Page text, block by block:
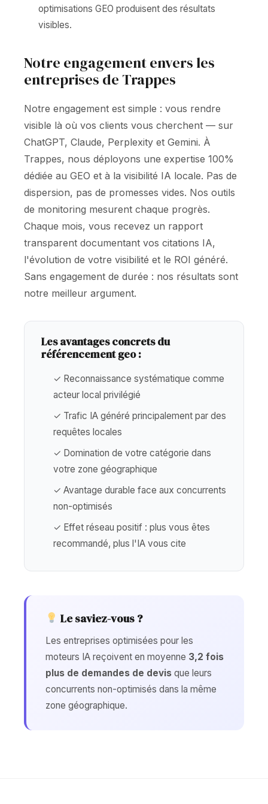
optimisations GEO produisent des résultats
visibles.
Notre engagement envers les
entreprises de Trappes
Notre engagement est simple : vous rendre
visible là où vos clients vous cherchent — sur
ChatGPT, Claude, Perplexity et Gemini. À
Trappes, nous déployons une expertise 100%
dédiée au GEO et à la visibilité IA locale. Pas de
dispersion, pas de promesses vides. Nos outils
de monitoring mesurent chaque progrès.
Chaque mois, vous recevez un rapport
transparent documentant vos citations IA,
l'évolution de votre visibilité et le ROI généré.
Sans engagement de durée : nos résultats sont
notre meilleur argument.
Les avantages concrets du
référencement geo :
✓ Reconnaissance systématique comme
acteur local privilégié
✓ Trafic IA généré principalement par des
requêtes locales
✓ Domination de votre catégorie dans
votre zone géographique
✓ Avantage durable face aux concurrents
non-optimisés
✓ Effet réseau positif : plus vous êtes
recommandé, plus l'IA vous cite
Le saviez-vous ?
Les entreprises optimisées pour les
moteurs IA reçoivent en moyenne 3,2 fois
plus de demandes de devis que leurs
concurrents non-optimisés dans la même
zone géographique.